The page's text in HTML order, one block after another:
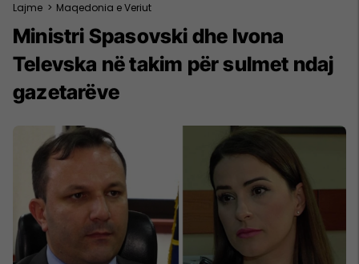
Lajme > Maqedonia e Veriut
Ministri Spasovski dhe Ivona
Televska në takim për sulmet ndaj
gazetarëve